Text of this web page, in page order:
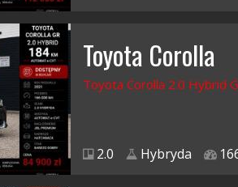
Toyota Corolla
Toyota Corolla 2.0 Hybrid
2.0 Hybryda